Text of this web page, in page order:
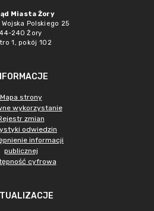
Miasta Żory
Polskiego 25
44-240 Żory
1, pokój 102
Mapa strony
wykorzystanie
zmian
odwiedzin
informacji
publicznej
cyfrowa